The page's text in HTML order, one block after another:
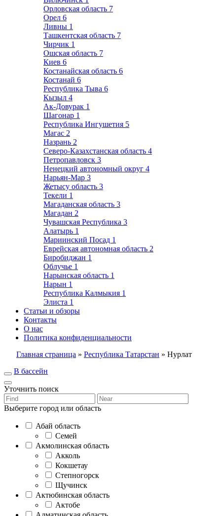
Орловская область 7
Орел 6
Ливны 1
Ташкентская область 7
Чирчик 1
Ошская область 7
Киев 6
Костанайская область 6
Костанай 6
Республика Тыва 6
Кызыл 4
Ак-Довурак 1
Шагонар 1
Республика Ингушетия 5
Магас 2
Назрань 2
Северо-Казахстанская область 4
Петропавловск 3
Ненецкий автономный округ 4
Нарьян-Мар 3
Жетысу область 3
Текели 1
Магаданская область 3
Магадан 2
Чувашская Республика 3
Алатырь 1
Мариинский Посад 1
Еврейская автономная область 2
Биробиджан 1
Облучье 1
Нарынская область 1
Нарын 1
Республика Калмыкия 1
Элиста 1
Статьи и обзоры
Контакты
О нас
Политика конфиденциальности
Главная страница » Республика Татарстан » Нурлат
В бассейн
Уточнить поиск
Выберите город или область
Абай область
Семей
Акмолинская область
Акколь
Кокшетау
Степногорск
Щучинск
Актюбинская область
Актобе